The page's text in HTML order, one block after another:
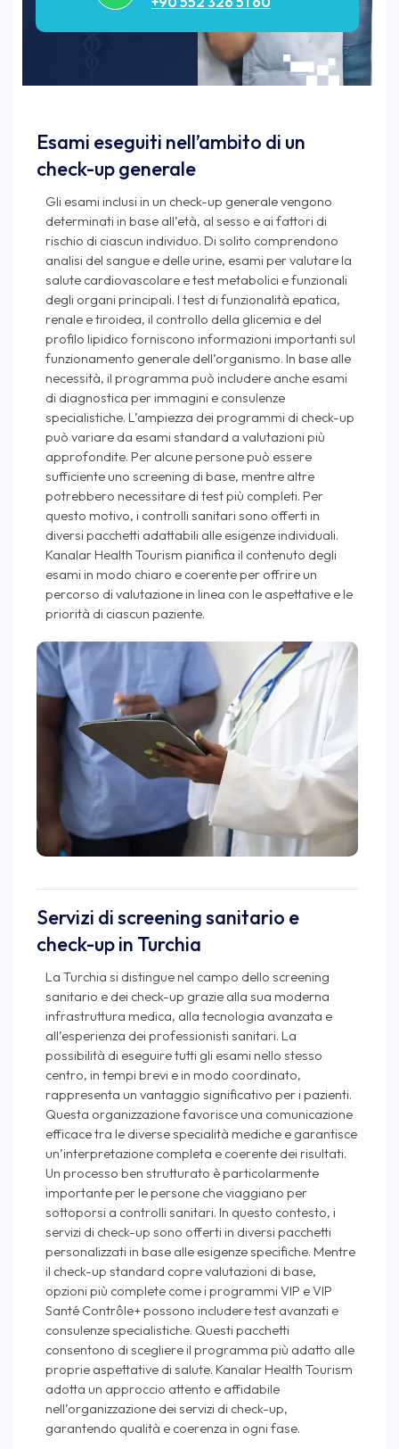
Esami eseguiti nell’ambito di un
check-up generale
Gli esami inclusi in un check-up generale vengono
determinati in base all’età, al sesso e ai fattori di
rischio di ciascun individuo. Di solito comprendono
analisi del sangue e delle urine, esami per valutare la
salute cardiovascolare e test metabolici e funzionali
degli organi principali. I test di funzionalità epatica,
renale e tiroidea, il controllo della glicemia e del
profilo lipidico forniscono informazioni importanti sul
funzionamento generale dell’organismo. In base alle
necessità, il programma può includere anche esami
di diagnostica per immagini e consulenze
specialistiche. L’ampiezza dei programmi di check-up
può variare da esami standard a valutazioni più
approfondite. Per alcune persone può essere
sufficiente uno screening di base, mentre altre
potrebbero necessitare di test più completi. Per
questo motivo, i controlli sanitari sono offerti in
diversi pacchetti adattabili alle esigenze individuali.
Kanalar Health Tourism pianifica il contenuto degli
esami in modo chiaro e coerente per offrire un
percorso di valutazione in linea con le aspettative e le
priorità di ciascun paziente.
Servizi di screening sanitario e
check-up in Turchia
La Turchia si distingue nel campo dello screening
sanitario e dei check-up grazie alla sua moderna
infrastruttura medica, alla tecnologia avanzata e
all’esperienza dei professionisti sanitari. La
possibilità di eseguire tutti gli esami nello stesso
centro, in tempi brevi e in modo coordinato,
rappresenta un vantaggio significativo per i pazienti.
Questa organizzazione favorisce una comunicazione
efficace tra le diverse specialità mediche e garantisce
un’interpretazione completa e coerente dei risultati.
Un processo ben strutturato è particolarmente
importante per le persone che viaggiano per
sottoporsi a controlli sanitari. In questo contesto, i
servizi di check-up sono offerti in diversi pacchetti
personalizzati in base alle esigenze specifiche. Mentre
il check-up standard copre valutazioni di base,
opzioni più complete come i programmi VIP e VIP
Santé Contrôle+ possono includere test avanzati e
consulenze specialistiche. Questi pacchetti
consentono di scegliere il programma più adatto alle
proprie aspettative di salute. Kanalar Health Tourism
adotta un approccio attento e affidabile
nell’organizzazione dei servizi di check-up,
garantendo qualità e coerenza in ogni fase.